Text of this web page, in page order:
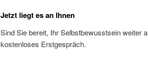
Jetzt liegt es an Ihnen
Sind Sie bereit, Ihr Selbstbewusstsein weiter
kostenloses Erstgespräch.